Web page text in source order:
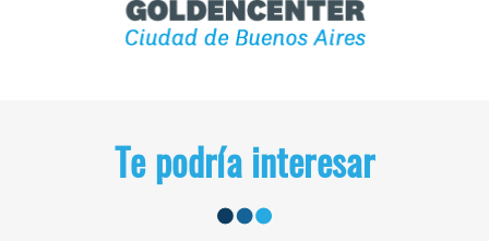
Te podría interesar